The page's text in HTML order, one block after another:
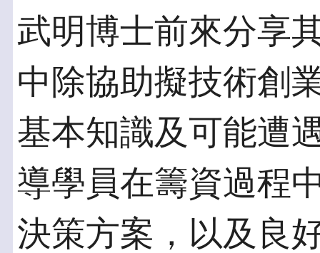
武明博士前來分享
中除協助擬技術創
基本知識及可能遭
導學員在籌資過程
決策方案，以及良